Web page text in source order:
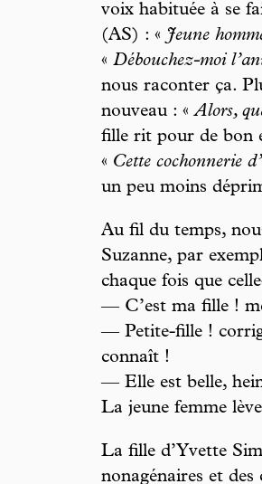
voix habituée à se
(AS) : «Jeune
« Débouchez-moi
nous raconter ça.
nouveau : «Alors,
fille rit pour de bon
« Cette cochonnerie
un peu moins
Au fil du temps,
Suzanne, par
chaque fois que
— C’est ma fille !
— Petite-fille !
connaît !
— Elle est belle,
La jeune femme
La fille d’Yvette
nonagénaires et